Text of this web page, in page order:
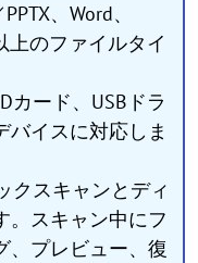
、Word、
上のファイルタイ
カード、USBドラ
バイスに対応しま
クスキャンとディ
。スキャン中にフ
、プレビュー、復